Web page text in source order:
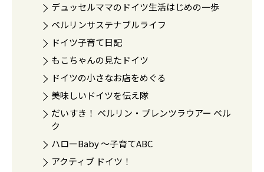
デュッセルママのドイツ生活はじめの一歩
ベルリンサステナブルライフ
ドイツ子育て日記
もこちゃんの見たドイツ
ドイツの小さなお店をめぐる
美味しいドイツを伝え隊
だいすき！ ベルリン・プレンツラウアー ベル
ク
ハローBaby 〜子育てABC
アクティブ ドイツ！